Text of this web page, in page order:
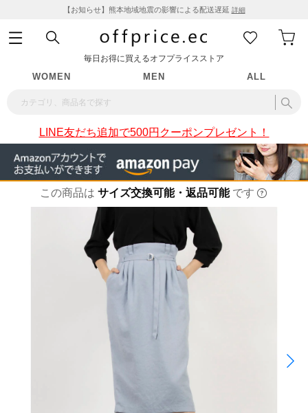
【お知らせ】熊本地域地震の影響による配送遅延 詳細
毎日お得に買えるオフプライスストア
WOMEN MEN ALL
LINE友だち追加で500円クーポンプレゼント！
この商品は サイズ交換可能・返品可能 です